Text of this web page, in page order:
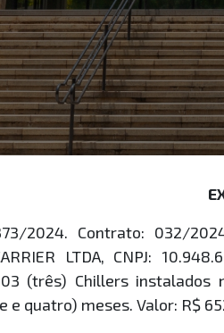
2024. Contrato: 032/
CARRIER LTDA, CNPJ:
(três) Chillers instalados
e quatro) meses. Valor: R$